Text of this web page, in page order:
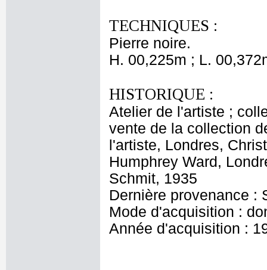
TECHNIQUES :
Pierre noire.
H. 00,225m ; L.
HISTORIQUE :
Atelier de l'artiste ;
vente de la collection
l'artiste, Londres,
Humphrey Ward,
Schmit, 1935
Dernière provenance :
Mode d'acquisition :
Année d'acquisition :